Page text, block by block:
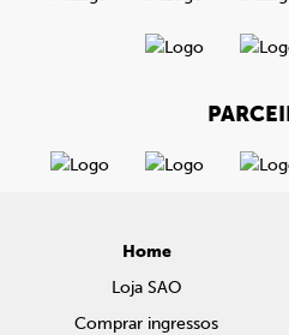
Home
Loja SAO
Comprar ingressos